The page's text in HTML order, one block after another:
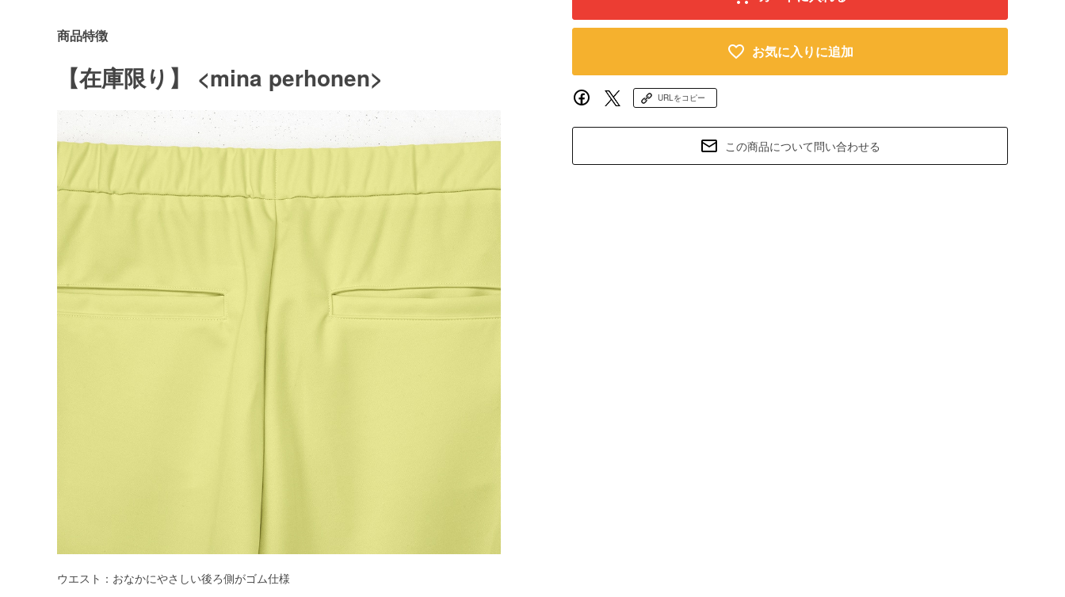
商品特徴
【在庫限り】 <mina perhonen>
ウエスト：おなかにやさしい後ろ側がゴム仕様
お気に入りに追加
URLをコピー
この商品について問い合わせる